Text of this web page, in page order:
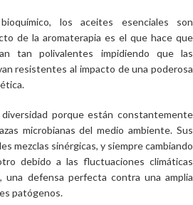
los aceites esenciales son
de la aromaterapia es el que hace que
tan polivalentes impidiendo que las
resistentes al impacto de una poderosa
porque están constantemente
microbianas del medio ambiente. Sus
mezclas sinérgicas, y siempre cambiando
debido a las fluctuaciones climáticas
una defensa perfecta contra una amplia
patógenos.